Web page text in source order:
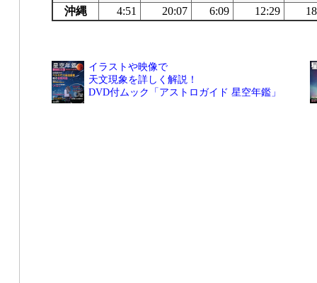
沖縄
4:51 20:07 6:09 12:29
イラストや映像で
天文現象を詳しく解説！
DVD付ムック「アストロガイド 星空年鑑」